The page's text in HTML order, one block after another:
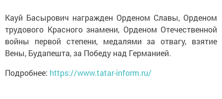
Кауй Басырович награжден Орденом Славы, Орденом
трудового Красного знамени, Орденом Отечественной
войны первой степени, медалями за отвагу, взятие
Вены, Будапешта, за Победу над Германией.
Подробнее: https://www.tatar-inform.ru/